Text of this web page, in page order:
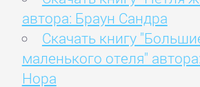
автора: Браун Сандра
Скачать книгу
маленького отеля"
Нора